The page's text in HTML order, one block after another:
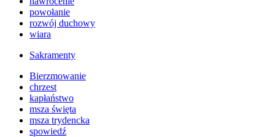
powołanie
rozwój duchowy
wiara
Sakramenty
Bierzmowanie
chrzest
kapłaństwo
msza święta
msza trydencka
spowiedź